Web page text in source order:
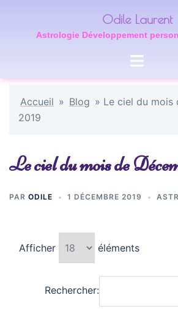
contenu
Odile Laurent
Astrologie Développement
Ouvrir/
Accueil » Blog » Le ciel du mois
2019
Le ciel du mois de
PAR ODILE 1 DÉCEMBRE 2019
Afficher éléments
Rechercher: